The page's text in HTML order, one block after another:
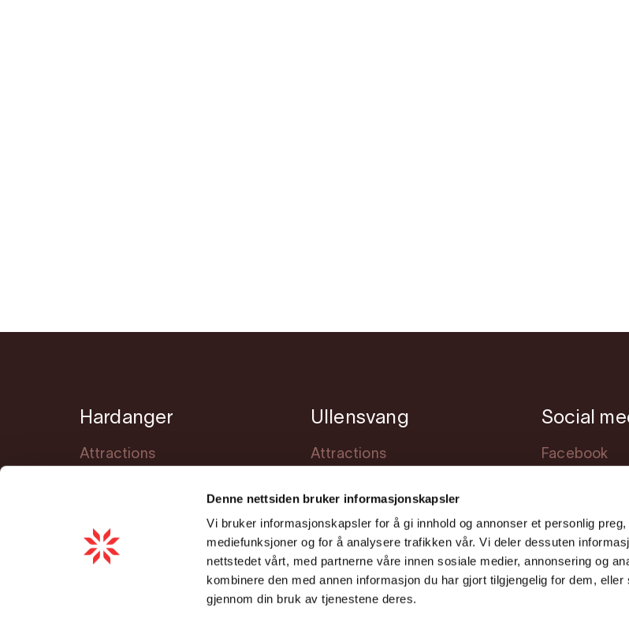
Denne nettsiden bruker informasjonskapsler
Vi bruker informasjonskapsler for å gi innhold og annonser et personlig
mediefunksjoner og for å analysere trafikken vår. Vi deler dessuten
nettstedet vårt, med partnerne våre innen sosiale medier, annonsering og
kombinere den med annen informasjon du har gjort tilgjengelig for dem,
gjennom din bruk av tjenestene deres.
Hardanger
Attractions
Meet Hardanger
Planning
Ullensvang
Attractions
Events
Planning
Social
Facebook